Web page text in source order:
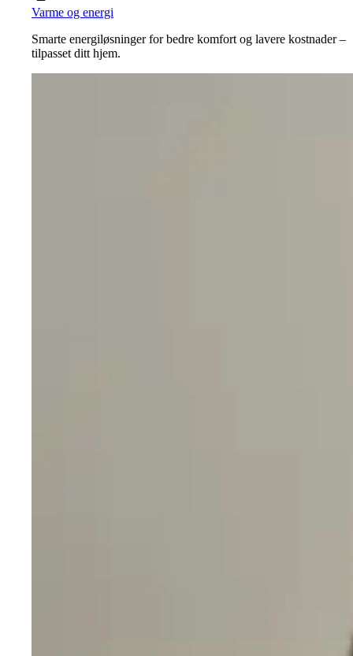
Varme og energi
Smarte energiløsninger for bedre komfort og lavere kostnader –
tilpasset ditt hjem.